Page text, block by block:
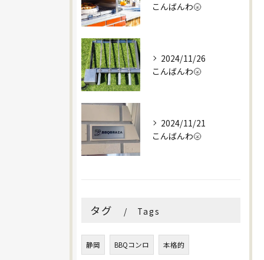
こんばんわ🌝
2024/11/26
こんばんわ🌝
2024/11/21
こんばんわ🌝
タグ Tags
静岡 BBQコンロ 本格的